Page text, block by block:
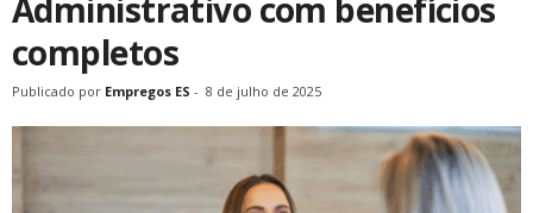
Administrativo com benefícios
completos
Publicado por Empregos ES - 8 de julho de 2025